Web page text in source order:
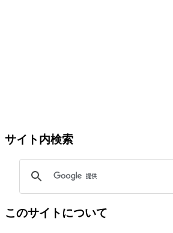
サイト内検索
このサイトについて